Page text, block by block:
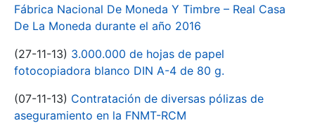
Fábrica Nacional De Moneda Y Timbre – Real Casa
De La Moneda durante el año 2016
(27-11-13) 3.000.000 de hojas de papel
fotocopiadora blanco DIN A-4 de 80 g.
(07-11-13) Contratación de diversas pólizas de
aseguramiento en la FNMT-RCM